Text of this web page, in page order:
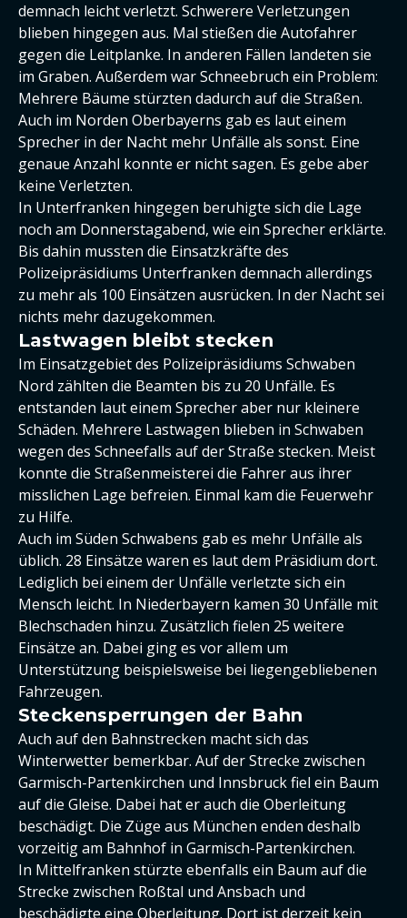
demnach leicht verletzt. Schwerere Verletzungen
blieben hingegen aus. Mal stießen die Autofahrer
gegen die Leitplanke. In anderen Fällen landeten sie
im Graben. Außerdem war Schneebruch ein Problem:
Mehrere Bäume stürzten dadurch auf die Straßen.
Auch im Norden Oberbayerns gab es laut einem
Sprecher in der Nacht mehr Unfälle als sonst. Eine
genaue Anzahl konnte er nicht sagen. Es gebe aber
keine Verletzten.
In Unterfranken hingegen beruhigte sich die Lage
noch am Donnerstagabend, wie ein Sprecher erklärte.
Bis dahin mussten die Einsatzkräfte des
Polizeipräsidiums Unterfranken demnach allerdings
zu mehr als 100 Einsätzen ausrücken. In der Nacht sei
nichts mehr dazugekommen.
Lastwagen bleibt stecken
Im Einsatzgebiet des Polizeipräsidiums Schwaben
Nord zählten die Beamten bis zu 20 Unfälle. Es
entstanden laut einem Sprecher aber nur kleinere
Schäden. Mehrere Lastwagen blieben in Schwaben
wegen des Schneefalls auf der Straße stecken. Meist
konnte die Straßenmeisterei die Fahrer aus ihrer
misslichen Lage befreien. Einmal kam die Feuerwehr
zu Hilfe.
Auch im Süden Schwabens gab es mehr Unfälle als
üblich. 28 Einsätze waren es laut dem Präsidium dort.
Lediglich bei einem der Unfälle verletzte sich ein
Mensch leicht. In Niederbayern kamen 30 Unfälle mit
Blechschaden hinzu. Zusätzlich fielen 25 weitere
Einsätze an. Dabei ging es vor allem um
Unterstützung beispielsweise bei liegengebliebenen
Fahrzeugen.
Steckensperrungen der Bahn
Auch auf den Bahnstrecken macht sich das
Winterwetter bemerkbar. Auf der Strecke zwischen
Garmisch-Partenkirchen und Innsbruck fiel ein Baum
auf die Gleise. Dabei hat er auch die Oberleitung
beschädigt. Die Züge aus München enden deshalb
vorzeitig am Bahnhof in Garmisch-Partenkirchen.
In Mittelfranken stürzte ebenfalls ein Baum auf die
Strecke zwischen Roßtal und Ansbach und
beschädigte eine Oberleitung. Dort ist derzeit kein